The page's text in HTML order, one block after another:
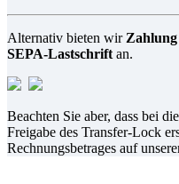
Alternativ bieten wir
SEPA-Lastschrift an.
Beachten Sie aber, dass bei
Freigabe des Transfer-Lock
Rechnungsbetrages auf